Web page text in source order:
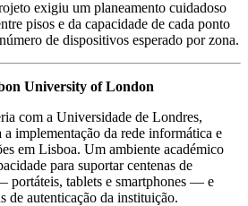
exigiu um planeamento cuidadoso
pisos e da capacidade de cada ponto
de dispositivos esperado por zona.
University of London
com a Universidade de Londres,
a implementação da rede informática e
em Lisboa. Um ambiente académico
para suportar centenas de
portáteis, tablets e smartphones — e
de autenticação da instituição.